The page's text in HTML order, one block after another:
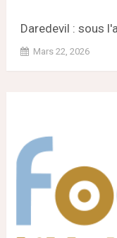
Daredevil : sous
Mars 22, 2026